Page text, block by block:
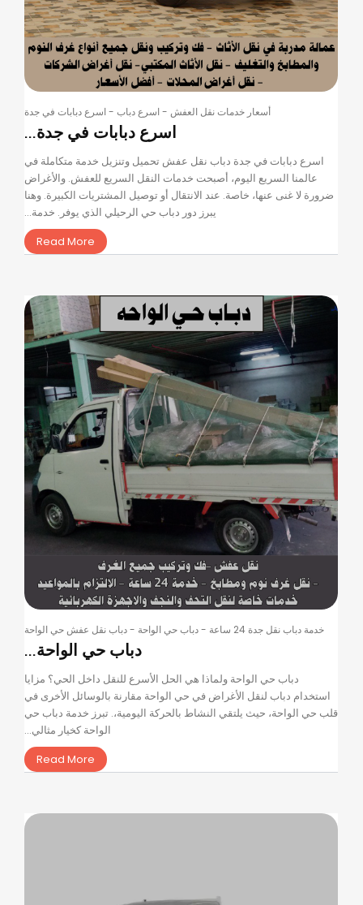
أسعار خدمات نقل العفش -اسرع دباب -اسرع دبابات في جدة
اسرع دبابات في جدة...
اسرع دبابات في جدة دباب نقل عفش تحميل وتنزيل خدمة متكاملة في
عالمنا السريع اليوم، أصبحت خدمات النقل السريع للعفش. والأغراض
ضرورة لا غنى عنها، خاصة. عند الانتقال أو توصيل المشتريات الكبيرة. وهنا
يبرز دور دباب حي الرحيلي الذي يوفر. خدمة...
Read More
خدمة دباب نقل جدة 24 ساعة -دباب حي الواحة -دباب نقل عفش حي الواحة
دباب حي الواحة...
دباب حي الواحة ولماذا هي الحل الأسرع للنقل داخل الحي؟ مزايا
استخدام دباب لنقل الأغراض في حي الواحة مقارنة بالوسائل الأخرى في
قلب حي الواحة، حيث يلتقي النشاط بالحركة اليومية،. تبرز خدمة دباب حي
الواحة كخيار مثالي...
Read More